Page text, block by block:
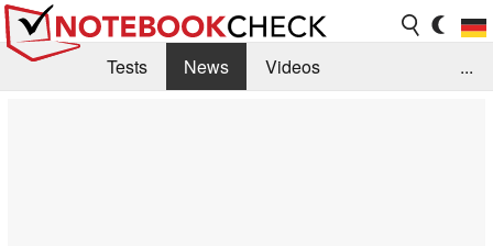
Tests News
Videos
...